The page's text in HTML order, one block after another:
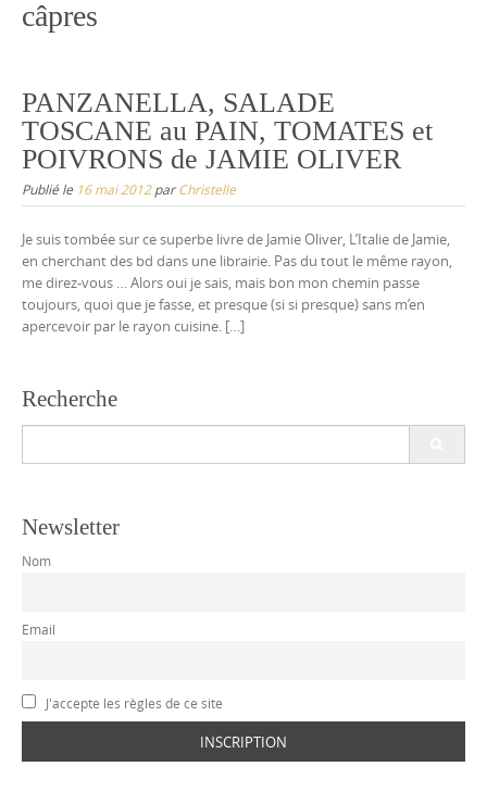
câpres
PANZANELLA, SALADE
TOSCANE au PAIN, TOMATES et
POIVRONS de JAMIE OLIVER
Publié le 16 mai 2012parChristelle
Je suis tombée sur ce superbe livre de Jamie Oliver, L’Italie de Jamie,
en cherchant des bd dans une librairie. Pas du tout le même rayon,
me direz-vous … Alors oui je sais, mais bon mon chemin passe
toujours, quoi que je fasse, et presque (si si presque) sans m’en
apercevoir par le rayon cuisine. […]
Recherche
Newsletter
Nom
Email
J'accepte les règles de ce site